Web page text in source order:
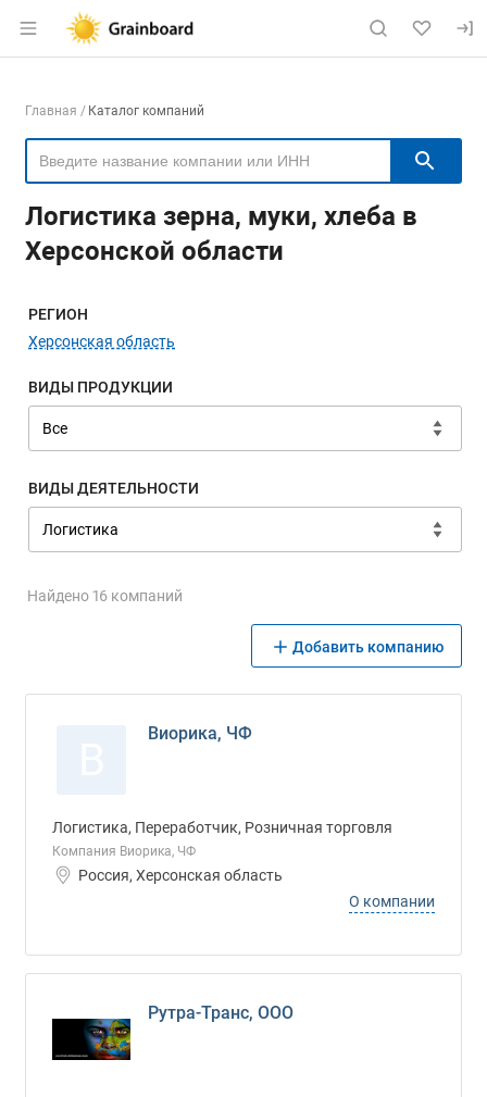
Раздел навигации по сайту
Навигация по компаниям
Главная Каталог компаний
Логистика зерна, муки, хлеба в
Херсонской области
Меню навигации
РЕГИОН
Херсонская область
ВИДЫ ПРОДУКЦИИ
ВИДЫ ДЕЯТЕЛЬНОСТИ
Найдено 16 компаний
Добавить компанию
Виорика, ЧФ
Логистика, Переработчик, Розничная торговля
Компания Виорика, ЧФ
Россия, Херсонская область
О компании
Рутра-Транс, ООО